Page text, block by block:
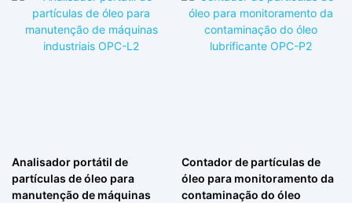
Analisador portátil de
partículas de óleo para
manutenção de máquinas
Contador de partículas de
óleo para monitoramento da
contaminação do óleo